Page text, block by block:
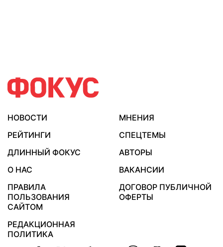
НОВОСТИ
МНЕНИЯ
РЕЙТИНГИ
СПЕЦТЕМЫ
ДЛИННЫЙ ФОКУС
АВТОРЫ
О НАС
ВАКАНСИИ
ПРАВИЛА
ПОЛЬЗОВАНИЯ
САЙТОМ
ДОГОВОР ПУБЛИЧНОЙ
ОФЕРТЫ
РЕДАКЦИОННАЯ
ПОЛИТИКА